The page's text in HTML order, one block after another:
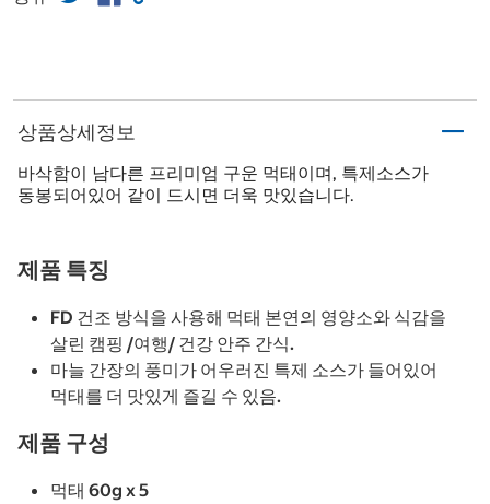
상품상세정보
바삭함이 남다른 프리미엄 구운 먹태이며, 특제소스가
동봉되어있어 같이 드시면 더욱 맛있습니다.
제품 특징
FD 건조 방식을 사용해 먹태 본연의 영양소와 식감을
살린 캠핑 /여행/ 건강 안주 간식.
마늘 간장의 풍미가 어우러진 특제 소스가 들어있어
먹태를 더 맛있게 즐길 수 있음.
제품 구성
먹태 60g x 5